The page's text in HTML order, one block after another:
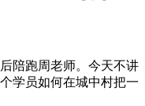
陪跑周老师。今天不讲
学员如何在城中村把一